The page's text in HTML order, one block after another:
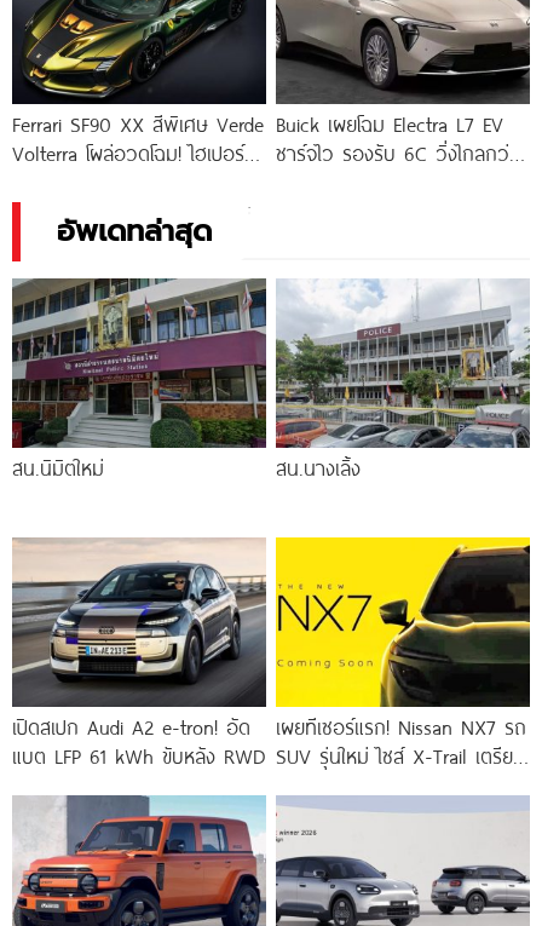
Ferrari SF90 XX สีพิเศษ Verde
Volterra โผล่อวดโฉม! ไฮเปอร์
Buick เผยโฉม Electra L7 EV
ชาร์จไว รองรับ 6C วิ่งไกลกว่า
อัพเดทล่าสุด
สน.นิมิตใหม่ สน.นางเลิ้ง
เปิดสเปก Audi A2 e-tron! อัด
แบต LFP 61 kWh ขับหลัง RWD
เผยทีเซอร์แรก! Nissan NX7 รถ
SUV รุ่นใหม่ ไซส์ X-Trail เตรียม